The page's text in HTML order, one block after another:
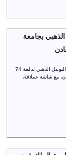
الذهبي بجامعة
شركة ترفيه الشرقية تنظم حفل اليوبيل الذهبي لدفعة 74
مع شاشة عملاقة،